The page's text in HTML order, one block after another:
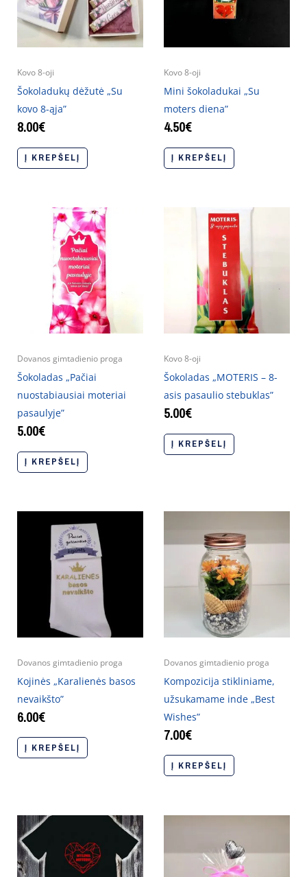
Kovo 8-oji
Šokoladukų dėžutė „Su
kovo 8-ąja”
8.00€
Į KREPŠELĮ
Kovo 8-oji
Mini šokoladukai „Su
moters diena”
4.50€
Į KREPŠELĮ
Dovanos gimtadienio proga
Šokoladas „Pačiai
nuostabiausiai moteriai
pasaulyje”
5.00€
Į KREPŠELĮ
Kovo 8-oji
Šokoladas „MOTERIS – 8-
asis pasaulio stebuklas”
5.00€
Į KREPŠELĮ
Dovanos gimtadienio proga
Kojinės „Karalienės basos
nevaikšto”
6.00€
Į KREPŠELĮ
Dovanos gimtadienio proga
Kompozicija stikliniame,
užsukamame inde „Best
Wishes”
7.00€
Į KREPŠELĮ